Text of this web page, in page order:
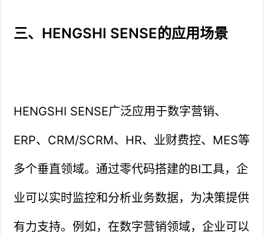
三、HENGSHI SENSE的应用场景
HENGSHI SENSE广泛应用于数字营销、
ERP、CRM/SCRM、HR、业财费控、MES等
多个垂直领域。通过零代码搭建的BI工具，企
业可以实时监控和分析业务数据，为决策提供
有力支持。例如，在数字营销领域，企业可以